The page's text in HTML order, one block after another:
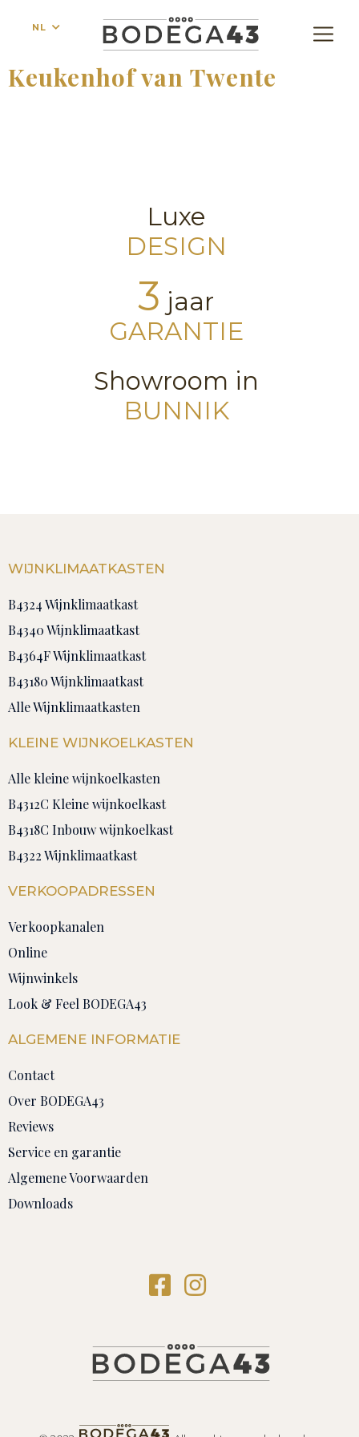
NL
Keukenhof van Twente
Luxe
DESIGN
3 jaar
GARANTIE
Showroom in
BUNNIK
WIJNKLIMAATKASTEN
B4324 Wijnklimaatkast
B4340 Wijnklimaatkast
B4364F Wijnklimaatkast
B43180 Wijnklimaatkast
Alle Wijnklimaatkasten
KLEINE WIJNKOELKASTEN
Alle kleine wijnkoelkasten
B4312C Kleine wijnkoelkast
B4318C Inbouw wijnkoelkast
B4322 Wijnklimaatkast
VERKOOPADRESSEN
Verkoopkanalen
Online
Wijnwinkels
Look & Feel BODEGA43
ALGEMENE INFORMATIE
Contact
Over BODEGA43
Reviews
Service en garantie
Algemene Voorwaarden
Downloads